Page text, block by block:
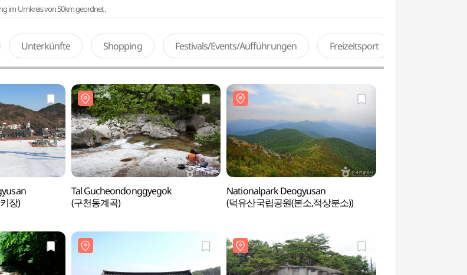
im Umkreis von 50km geordnet.
Unterkünfte Shopping Festivals/Events/Aufführungen Freizeitsport
장)
Tal Gucheondonggyegok
(구천동계곡)
Nationalpark Deogyusan
(덕유산국립공원(본소,적상분소))